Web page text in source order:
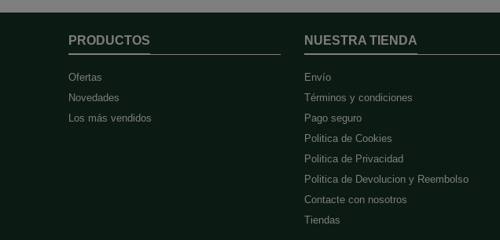
PRODUCTOS
Ofertas
Novedades
Los más vendidos
NUESTRA TIENDA
Envío
Términos y condiciones
Pago seguro
Politica de Cookies
Politica de Privacidad
Politica de Devolucion y Reembolso
Contacte con nosotros
Tiendas